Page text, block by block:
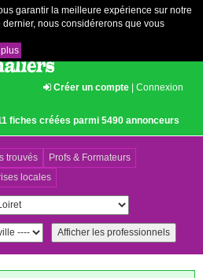
garantir la meilleure expérience sur notre
nous considérerons que vous
Créer un compte | Connexion
fiches créées parmi 5490 annonceurs
trouvés
Profs & Formateurs
locales